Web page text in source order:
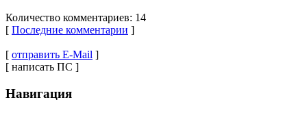
Количество комментариев: 14
[ Последние комментарии ]
[ отправить E-Mail ]
[ написать ПС ]
Навигация